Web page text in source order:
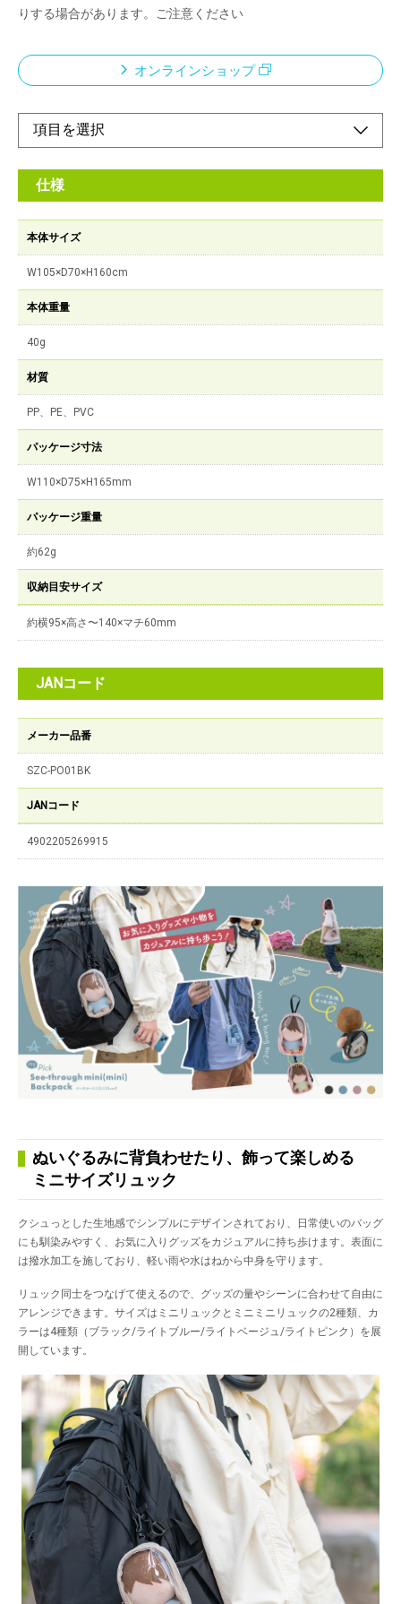
りする場合があります。ご注意ください
オンラインショップ
仕様
本体サイズ
W105×D70×H160cm
本体重量
40g
材質
PP、PE、PVC
パッケージ寸法
W110×D75×H165mm
パッケージ重量
約62g
収納目安サイズ
約横95×高さ〜140×マチ60mm
JANコード
メーカー品番
SZC-PO01BK
JANコード
4902205269915
ぬいぐるみに背負わせたり、飾って楽しめる
ミニサイズリュック
クシュっとした生地感でシンプルにデザインされており、日常使いのバッグ
にも馴染みやすく、お気に入りグッズをカジュアルに持ち歩けます。表面に
は撥水加工を施しており、軽い雨や水はねから中身を守ります。
リュック同士をつなげて使えるので、グッズの量やシーンに合わせて自由に
アレンジできます。サイズはミニリュックとミニミニリュックの2種類、カ
ラーは4種類（ブラック/ライトブルー/ライトベージュ/ライトピンク）を展
開しています。